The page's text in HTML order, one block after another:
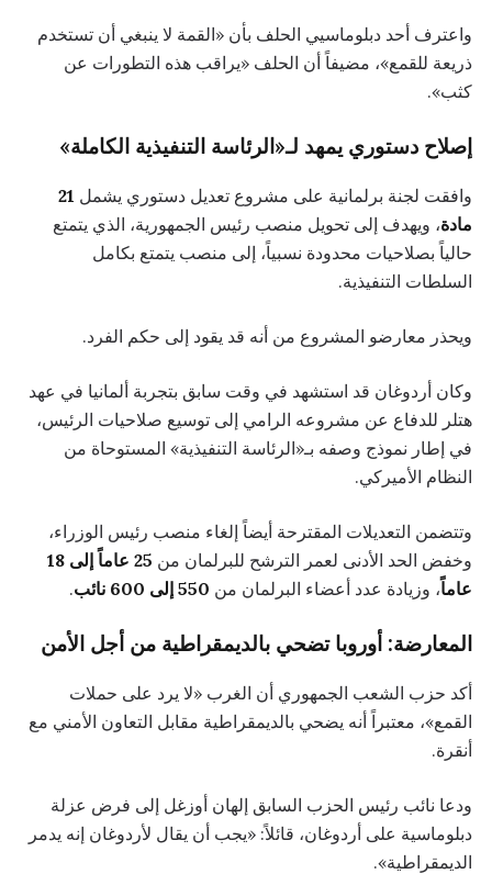
واعترف أحد دبلوماسيي الحلف بأن «القمة لا ينبغي أن تستخدم
ذريعة للقمع»، مضيفاً أن الحلف «يراقب هذه التطورات عن
كثب».
إصلاح دستوري يمهد لـ«الرئاسة التنفيذية الكاملة»
وافقت لجنة برلمانية على مشروع تعديل دستوري يشمل 21
مادة، ويهدف إلى تحويل منصب رئيس الجمهورية، الذي يتمتع
حالياً بصلاحيات محدودة نسبياً، إلى منصب يتمتع بكامل
السلطات التنفيذية.
ويحذر معارضو المشروع من أنه قد يقود إلى حكم الفرد.
وكان أردوغان قد استشهد في وقت سابق بتجربة ألمانيا في عهد
هتلر للدفاع عن مشروعه الرامي إلى توسيع صلاحيات الرئيس،
في إطار نموذج وصفه بـ«الرئاسة التنفيذية» المستوحاة من
النظام الأميركي.
وتتضمن التعديلات المقترحة أيضاً إلغاء منصب رئيس الوزراء،
وخفض الحد الأدنى لعمر الترشح للبرلمان من
25 عاماً إلى 18
عاماً، وزيادة عدد أعضاء البرلمان من 550 إلى 600 نائب .
المعارضة: أوروبا تضحي بالديمقراطية من أجل الأمن
أكد حزب الشعب الجمهوري أن الغرب «لا يرد على حملات
القمع»، معتبراً أنه يضحي بالديمقراطية مقابل التعاون الأمني مع
أنقرة.
ودعا نائب رئيس الحزب السابق إلهان أوزغل إلى فرض عزلة
دبلوماسية على أردوغان، قائلاً: «يجب أن يقال لأردوغان إنه يدمر
الديمقراطية».